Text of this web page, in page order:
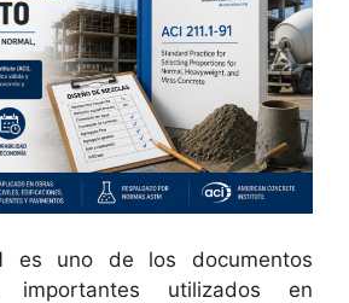
es uno de los documentos
importantes utilizados en